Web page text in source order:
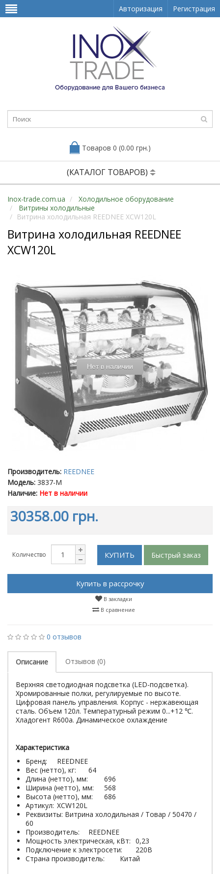
Авторизация Регистрация
Товаров 0 (0.00 грн.)
(КАТАЛОГ ТОВАРОВ)
Inox-trade.com.ua
Холодильное оборудование
Витрины холодильные
Витрина холодильная REEDNEE XCW120L
Витрина холодильная REEDNEE
XCW120L
Нет в наличии
Производитель: REEDNEE
Модель: 3837-M
Наличие: Нет в наличии
30358.00 грн.
Количество КУПИТЬ Быстрый заказ
Купить в рассрочку
В закладки
В сравнение
0 отзывов
Описание Отзывов (0)
Верхняя светодиодная подсветка (LED-подсветка).
Хромированные полки, регулируемые по высоте.
Цифровая панель управления. Корпус - нержавеющая
сталь. Объем 120л. Температурный режим 0...+12 ℃.
Хладогент R600a. Динамическое охлаждение
Характеристика
Бренд:
REEDNEE
Вес (нетто), кг:
64
Длина (нетто), мм:
696
Ширина (нетто), мм:
568
Высота (нетто), мм:
686
Артикул: XCW120L
Реквизиты: Витрина холодильная / Товар / 50470 /
60
Производитель:
REEDNEE
Мощность электрическая, кВт: 0,23
Подключение к электросети:
220В
Страна производитель:
Китай